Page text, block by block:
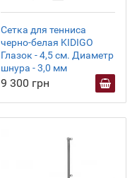
Сетка для тенниса
черно-белая KIDIGO
Глазок - 4,5 см. Диаметр
шнура - 3,0 мм
9 300 грн